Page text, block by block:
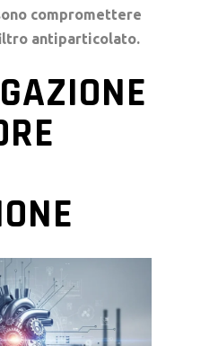
compromettere
antiparticolato.